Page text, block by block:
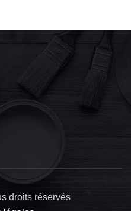
droits réservés